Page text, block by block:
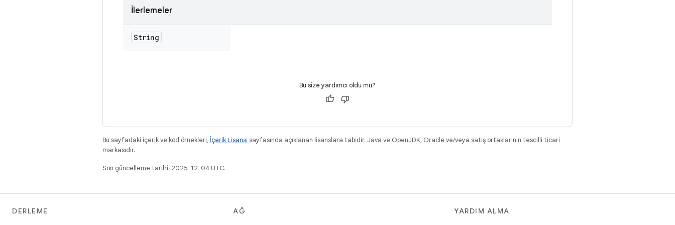
İlerlemeler
String
Bu size yardımcı oldu mu?
Bu sayfadaki içerik ve kod örnekleri, İçerik Lisansı sayfasında açıklanan lisanslara tabidir. Java ve OpenJDK, Oracle ve/veya satış ortaklarının tescilli ticari
markasıdır.
Son güncelleme tarihi: 2025-12-04 UTC.
DERLEME
AĞ
YARDIM ALMA